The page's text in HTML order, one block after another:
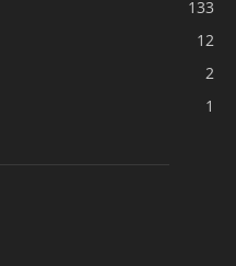
133
12
2
1